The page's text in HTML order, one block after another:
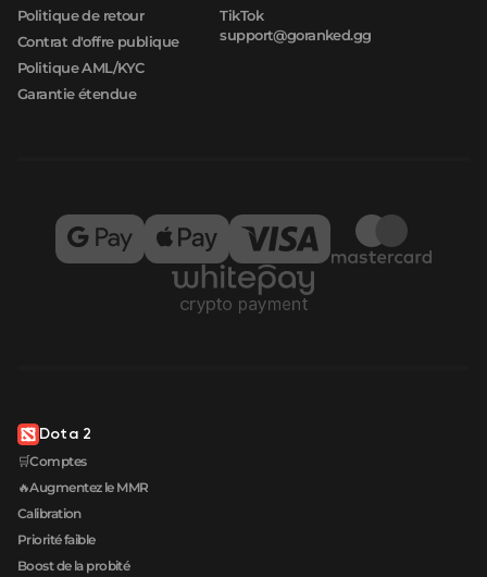
Politique de retour
Contrat d'offre publique
Politique AML/KYC
Garantie étendue
TikTok
support@goranked.gg
Dota 2
🛒Comptes
🔥Augmentez le MMR
Calibration
Priorité faible
Boost de la probité